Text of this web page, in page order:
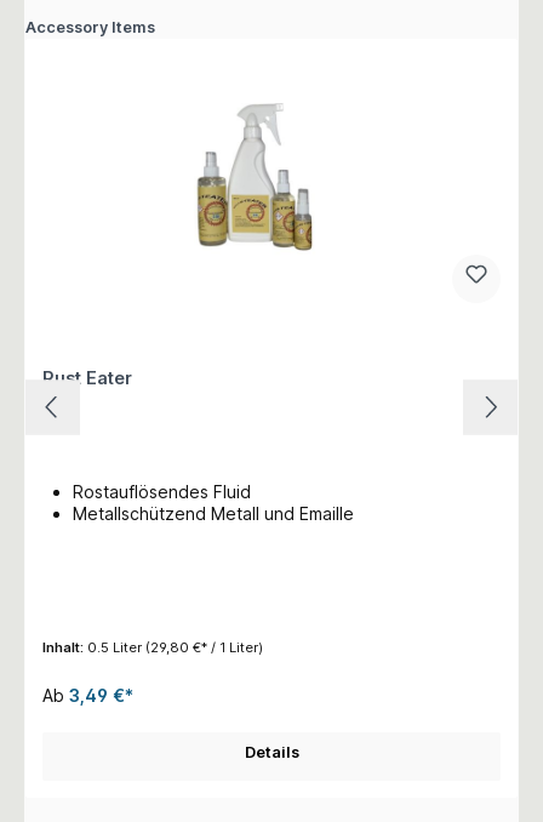
Accessory Items
Rust Eater
Rostauflösendes Fluid
Metallschützend Metall und Emaille
Inhalt: 0.5 Liter (29,80 €* / 1 Liter)
Ab 3,49 €*
Details